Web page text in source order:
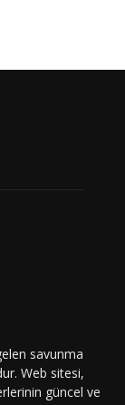
savunma
Web sitesi,
güncel ve